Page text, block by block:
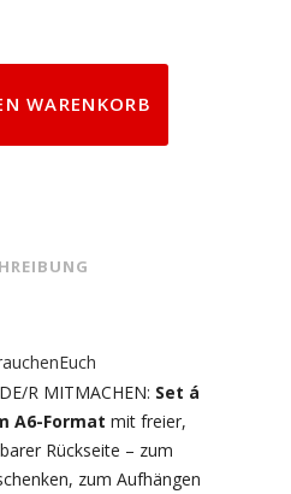
WARENKORB
R MITMACHEN: Set á
A6-Format mit freier,
Rückseite – zum
zum Aufhängen